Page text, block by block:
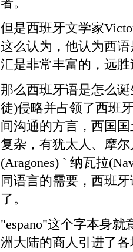
但是西班牙文学家
这么认为，他认为西
汇是非常丰富的，远
那么西班牙语是怎么
徒)侵略并占领了西班
间沟通的方言，西国
复杂，有犹太人、摩
(Aragones) ` 纳瓦拉
同语言的需要，西班
了。
"espano"这个字本身
洲大陆的商人引进了